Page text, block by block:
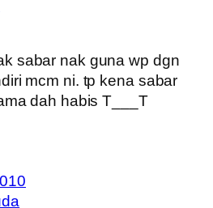
sabar nak guna wp dgn
mcm ni. tp kena sabar
dah habis T___T